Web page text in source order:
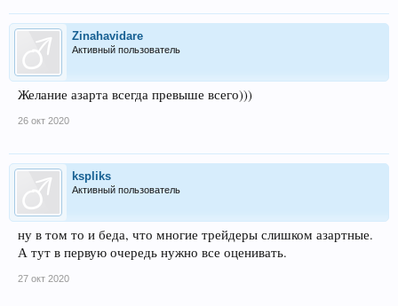
Zinahavidare
Активный пользователь
Желание азарта всегда превыше всего)))
26 окт 2020
kspliks
Активный пользователь
ну в том то и беда, что многие трейдеры слишком азартные.
А тут в первую очередь нужно все оценивать.
27 окт 2020